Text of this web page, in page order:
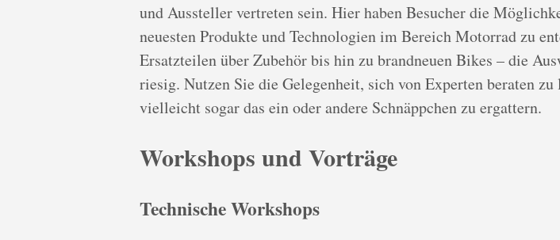
und Aussteller vertreten sein. Hier haben Besucher die
neuesten Produkte und Technologien im Bereich Motorrad zu
Ersatzteilen über Zubehör bis hin zu brandneuen Bikes – die
riesig. Nutzen Sie die Gelegenheit, sich von Experten beraten zu
vielleicht sogar das ein oder andere Schnäppchen zu ergattern.
Workshops und Vorträge
Technische Workshops